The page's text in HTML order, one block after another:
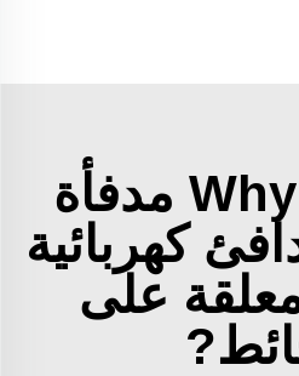
Why choose مدفأة
كهربائية
على